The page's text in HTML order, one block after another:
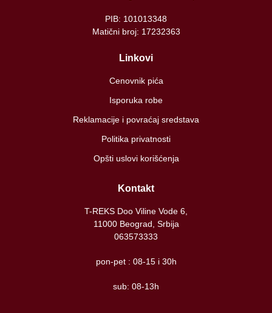
PIB: 101013348
Matični broj: 17232363
Linkovi
Cenovnik pića
Isporuka robe
Reklamacije i povraćaj sredstava
Politika privatnosti
Opšti uslovi korišćenja
Kontakt
T-REKS Doo Viline Vode 6,
11000 Beograd, Srbija
063573333
pon-pet : 08-15 i 30h
sub: 08-13h